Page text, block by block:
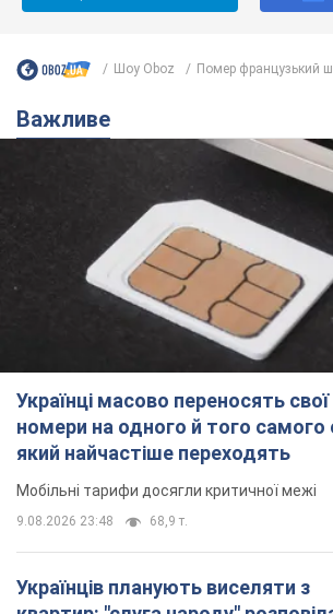
Шоу Oboz Помер французький
Важливе
Українці масово переносять свої
номери на одного й того самого
який найчастіше переходять
Мобільні тарифи досягли критичної межі
9.08.2026 23:48 68,9 т.
Українців планують виселяти з